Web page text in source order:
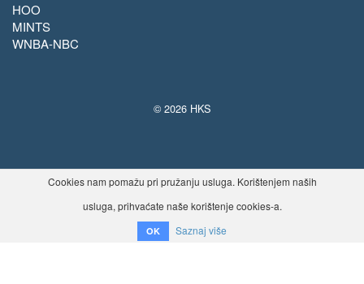
HOO
MINTS
WNBA-NBC
© 2026 HKS
Cookies nam pomažu pri pružanju usluga. Korištenjem naših
usluga, prihvaćate naše korištenje cookies-a.
OK Saznaj više